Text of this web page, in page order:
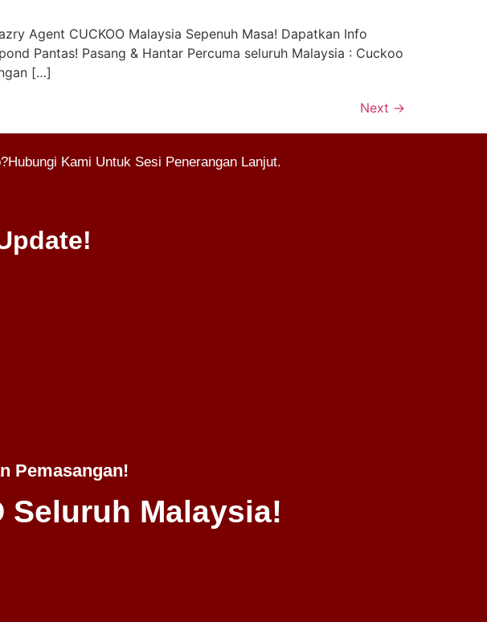
Agent CUCKOO Malaysia Sepenuh Masa! Dapatkan Info
Pantas! Pasang & Hantar Percuma seluruh Malaysia : Cuckoo
[…]
Next →
Kami Untuk Sesi Penerangan Lanjut.
Pemasangan!
Seluruh Malaysia!